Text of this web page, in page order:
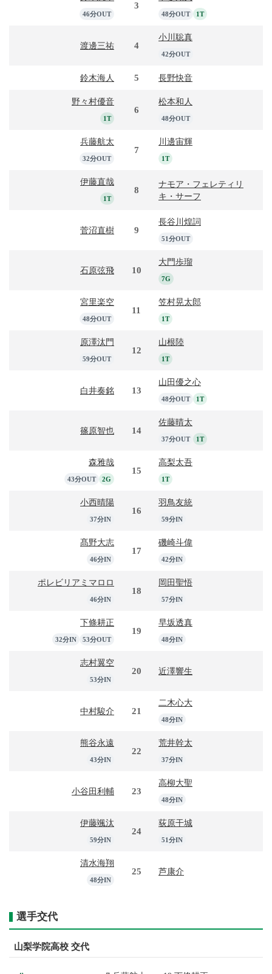
46分OUT
3
48分OUT 1T
渡邊三祐 4
小川聡真
42分OUT
鈴木海人 5 長野快音
野々村優音
1T
6
松本和人
48分OUT
兵藤航太
32分OUT
7
川邊宙輝
1T
伊藤直哉
1T
8
ナモア・フェレティリ
キ・サーフ
菅沼直樹 9
長谷川煌詞
51分OUT
石原弦飛 10
大門歩瑠
7G
宮里楽空
48分OUT
11
笠村晃太郎
1T
原澤汰門
59分OUT
12
山根陸
1T
白井奏銘 13
山田優之心
48分OUT 1T
篠原智也 14
佐藤晴太
37分OUT 1T
森雅哉
43分OUT 2G
15
高梨太吾
1T
小西晴陽
37分IN
16
羽鳥友統
59分IN
髙野大志
46分IN
17
磯崎斗偉
42分IN
ポレビリアミマロロ
46分IN
18
岡田聖悟
57分IN
下條耕正
32分IN 53分OUT
19
早坂透真
48分IN
志村翼空
53分IN
20 近澤響生
中村駿介 21
二木心大
48分IN
熊谷永遠
43分IN
22
荒井幹太
37分IN
小谷田利輔 23
高柳大聖
48分IN
伊藤颯汰
59分IN
24
荻原干城
51分IN
清水海翔
48分IN
25 芦康介
選手交代
山梨学院高校 交代